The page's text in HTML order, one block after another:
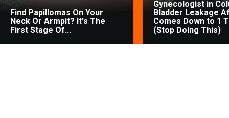
Find Papillomas On Your
Neck Or Armpit? It's The
First Stage Of...
Gynecologist in
Bladder Leakage
Comes Down to 1
(Stop Doing This)